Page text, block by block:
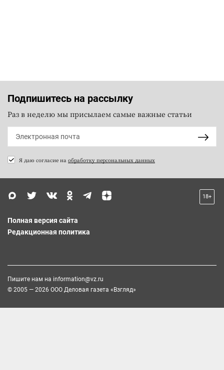
Подпишитесь на рассылку
Раз в неделю мы присылаем самые важные статьи
Я даю согласие на обработку персональных данных
18+
Полная версия сайта
Редакционная политика
Пишите нам на information@vz.ru
© 2005 — 2026 ООО Деловая газета «Взгляд»